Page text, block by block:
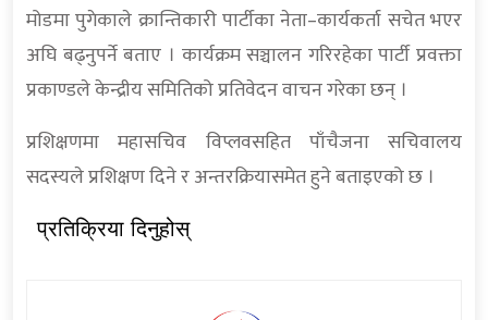
मोडमा पुगेकाले क्रान्तिकारी पार्टीका नेता–कार्यकर्ता सचेत भएर
अघि बढ्नुपर्ने बताए । कार्यक्रम सञ्चालन गरिरहेका पार्टी प्रवक्ता
प्रकाण्डले केन्द्रीय समितिको प्रतिवेदन वाचन गरेका छन् ।
प्रशिक्षणमा महासचिव विप्लवसहित पाँचैजना सचिवालय
सदस्यले प्रशिक्षण दिने र अन्तरक्रियासमेत हुने बताइएको छ ।
प्रतिक्रिया दिनुहोस्